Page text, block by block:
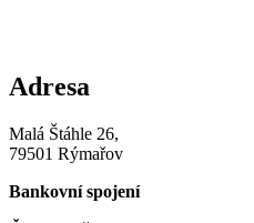
Adresa
Malá Štáhle 26,
79501 Rýmařov
Bankovní spojení